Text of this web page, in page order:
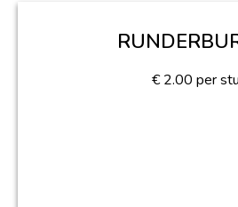
€ 2.00 per